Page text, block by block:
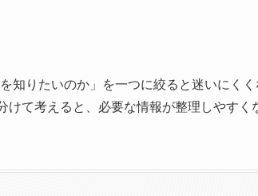
知りたいのか」を一つに絞ると迷いにくく
けて考えると、必要な情報が整理しやすく